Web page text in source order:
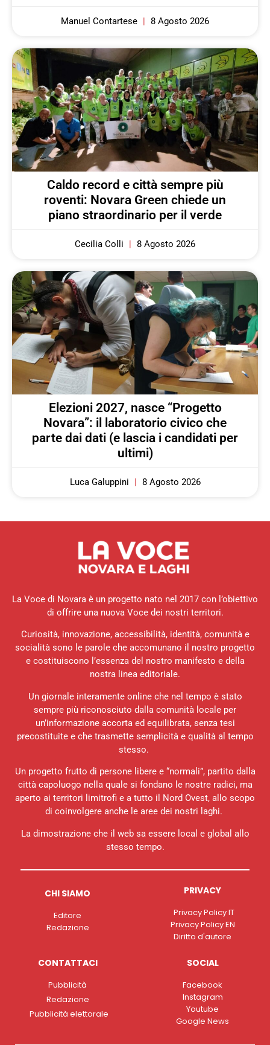
Manuel Contartese 8 Agosto 2026
Caldo record e città sempre più
roventi: Novara Green chiede un
piano straordinario per il verde
Cecilia Colli 8 Agosto 2026
Elezioni 2027, nasce “Progetto
Novara”: il laboratorio civico che
parte dai dati (e lascia i candidati per
ultimi)
Luca Galuppini 8 Agosto 2026
La Voce di Novara è un progetto nato nel 2017 con l’obiettivo
di offrire una nuova Voce dei nostri territori.
Curiosità, innovazione, accessibilità, identità, comunità e
socialità sono le parole che accomunano il nostro progetto
e costituiscono l’essenza del nostro manifesto e della
nostra linea editoriale.
Un giornale interamente online che nel tempo è stato
sempre più riconosciuto dalla comunità locale per
un’informazione accorta ed equilibrata, senza tesi
precostituite e che trasmette semplicità e qualità al tempo
stesso.
Un progetto frutto di persone libere e “normali”, partito dalla
città capoluogo nella quale si fondano le nostre radici, ma
aperto ai territori limitrofi e a tutto il Nord Ovest, allo scopo
di coinvolgere anche le aree dei nostri laghi.
La dimostrazione che il web sa essere local e global allo
stesso tempo.
CHI SIAMO
Editore
Redazione
PRIVACY
Privacy Policy IT
Privacy Policy EN
Diritto d'autore
CONTATTACI
Pubblicità
Redazione
Pubblicità elettorale
SOCIAL
Facebook
Instagram
Youtube
Google News